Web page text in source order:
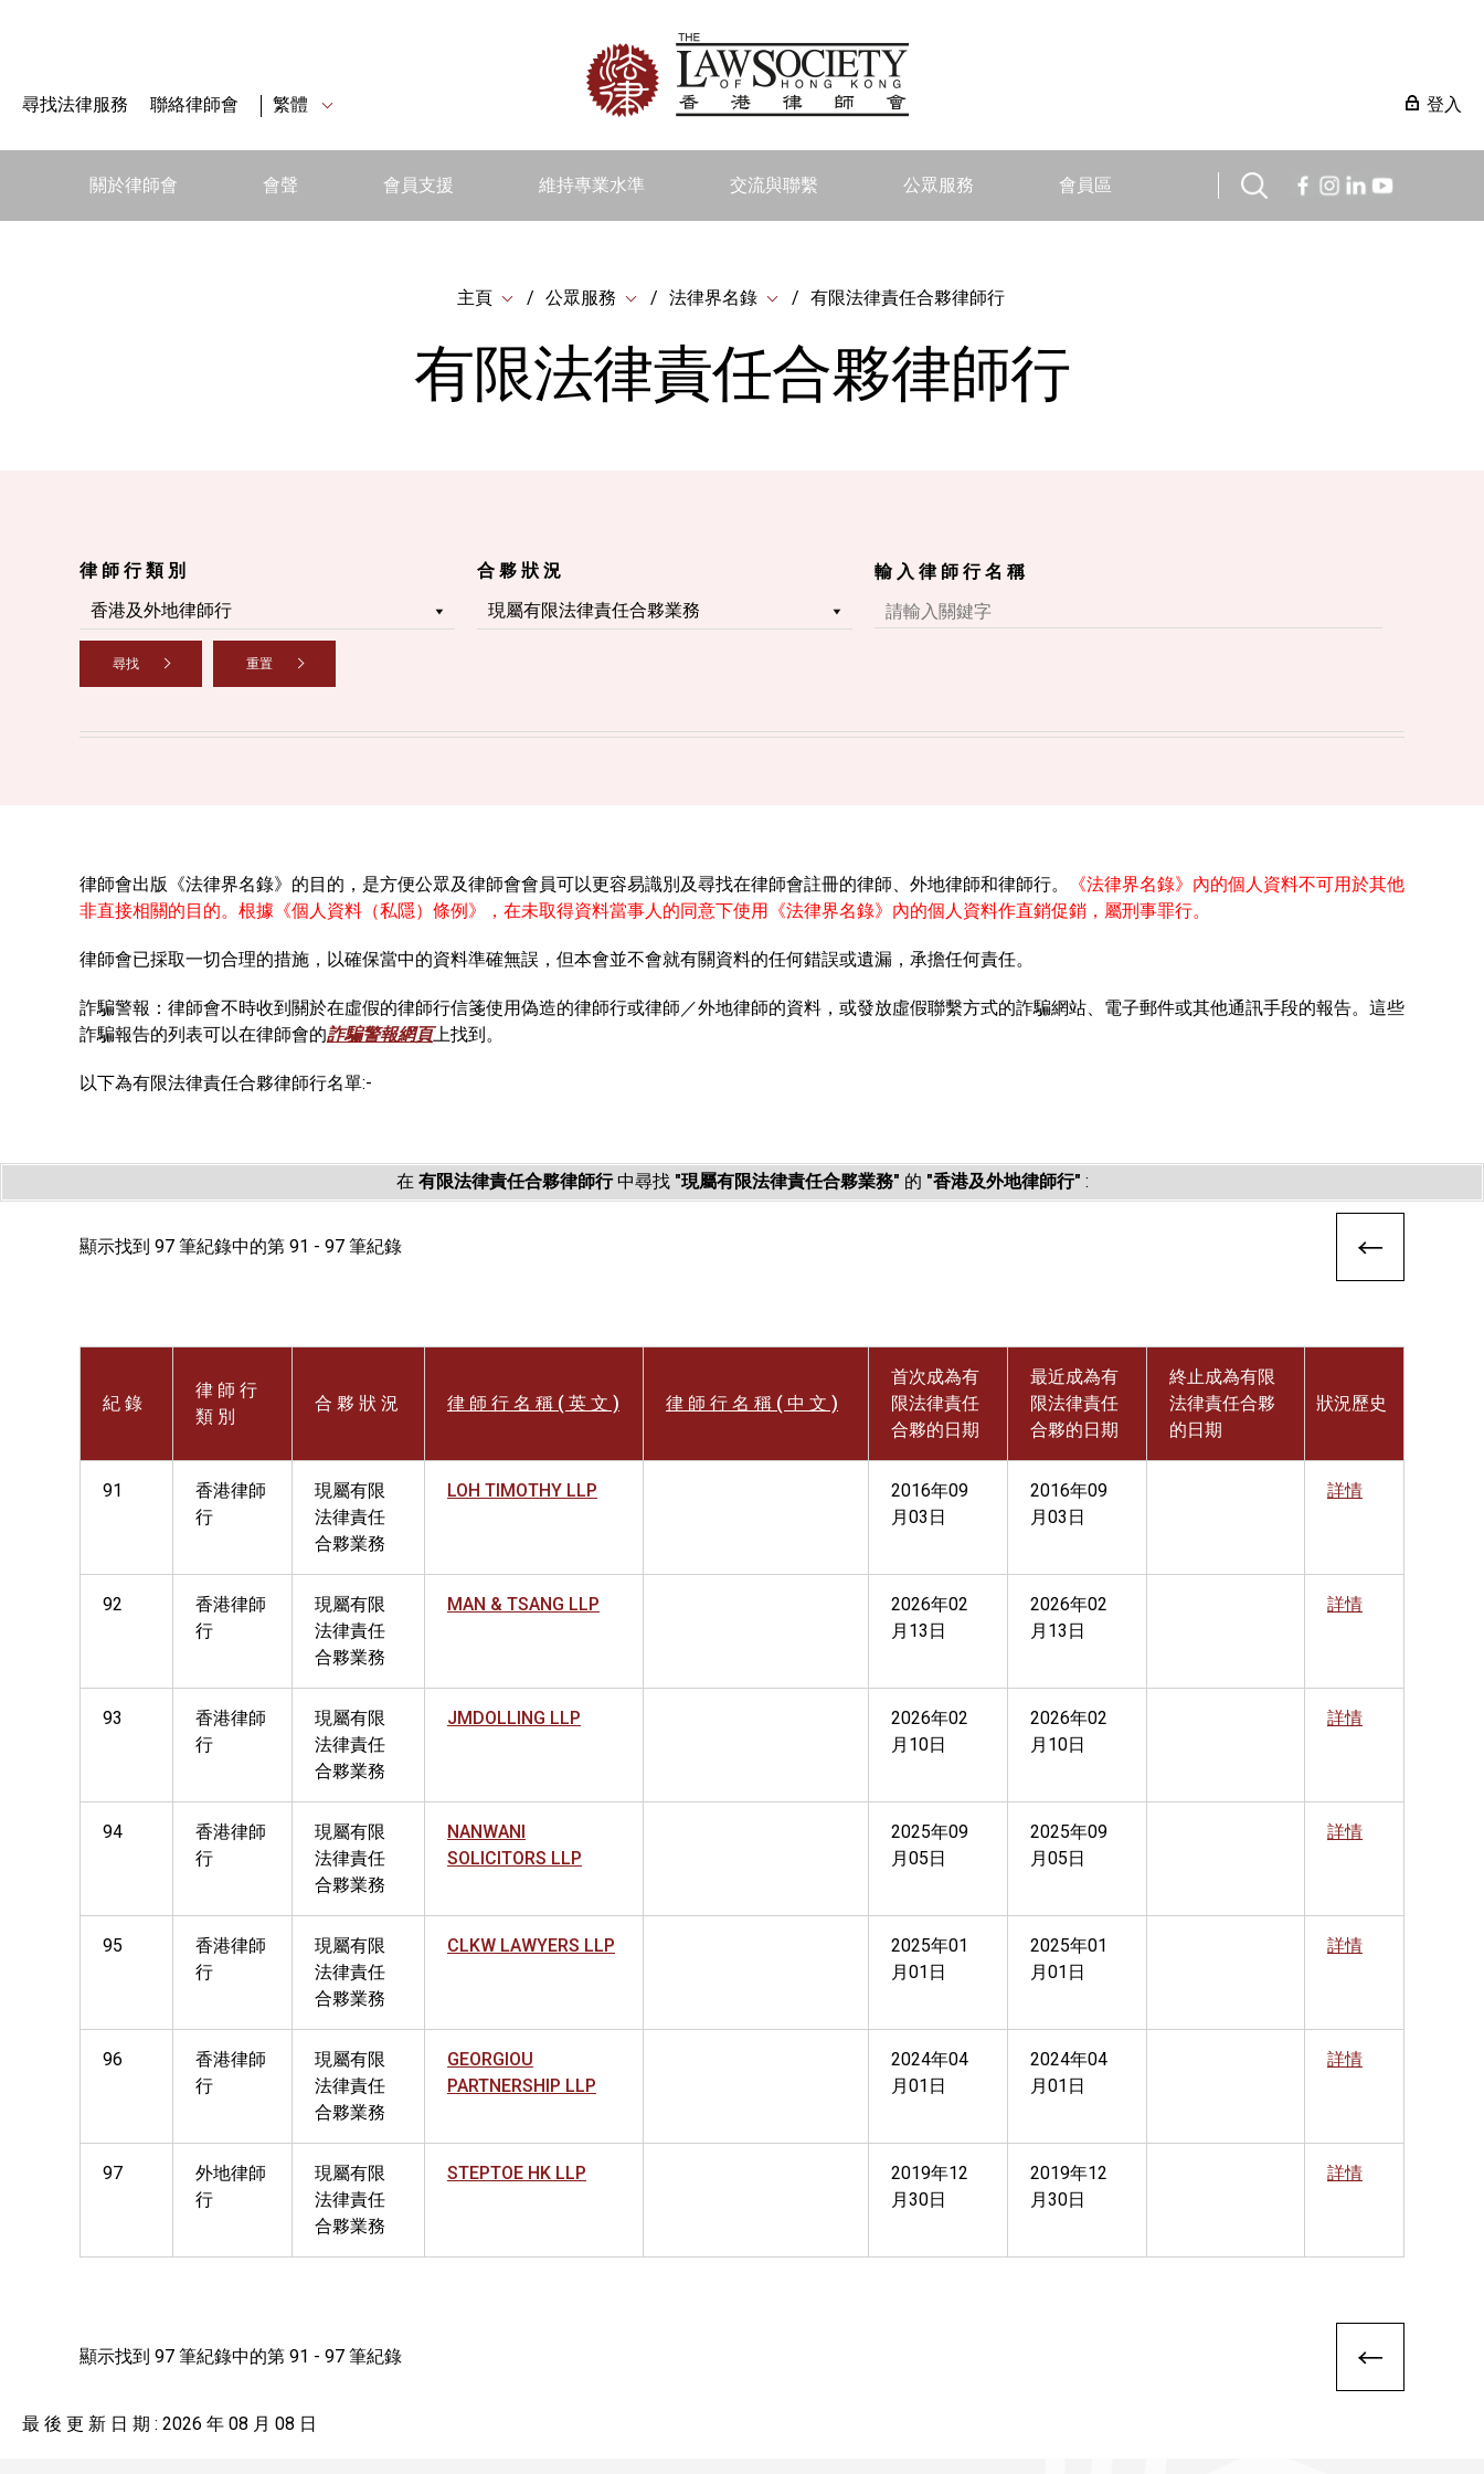
尋找法律服務 聯絡律師會 繁體 登入
關於律師會 會聲 會員支援 維持專業水準 交流與聯繫 公眾服務 會員區
主頁 公眾服務 法律界名錄 有限法律責任合夥律師行
有限法律責任合夥律師行
律 師 行 類 別 合 夥 狀 況 輸 入 律 師 行 名 稱
尋找 重置
律師會出版《法律界名錄》的目的，是方便公眾及律師會會員可以更容易識別及尋找在律師會註冊的律師、外地律師和律師行。
《法律界名錄》內的個人資料不可用於其他
非直接相關的目的。根據《個人資料（私隱）條例》，在未取得資料當事人的同意下使用《法律界名錄》內的個人資料作直銷促銷，屬刑事罪行。
律師會已採取一切合理的措施，以確保當中的資料準確無誤，但本會並不會就有關資料的任何錯誤或遺漏，承擔任何責任。
詐騙警報：律師會不時收到關於在虛假的律師行信箋使用偽造的律師行或律師／外地律師的資料，或發放虛假聯繫方式的詐騙網站、電子郵件或其他通訊手段的報告。這些
詐騙報告的列表可以在律師會的詐騙警報網頁上找到。
以下為有限法律責任合夥律師行名單:-
在 有限法律責任合夥律師行中尋找 "現屬有限法律責任合夥業務" 的 "香港及外地律師行" :
顯示找到 97 筆紀錄中的第 91 - 97 筆紀錄
紀 錄
律 師 行
類 別
合 夥 狀 況 律 師 行 名 稱 ( 英 文 ) 律 師 行 名 稱 ( 中 文 )
首次成為有
限法律責任
合夥的日期
最近成為有
限法律責任
合夥的日期
終止成為有限
法律責任合夥
的日期
狀況歷史
91
香港律師
行
現屬有限
法律責任
合夥業務
LOH TIMOTHY LLP
2016年09
月03日
2016年09
月03日
詳情
92
香港律師
行
現屬有限
法律責任
合夥業務
MAN & TSANG LLP
2026年02
月13日
2026年02
月13日
詳情
93
香港律師
行
現屬有限
法律責任
合夥業務
JMDOLLING LLP
2026年02
月10日
2026年02
月10日
詳情
94
香港律師
行
現屬有限
法律責任
合夥業務
NANWANI
SOLICITORS LLP
2025年09
月05日
2025年09
月05日
詳情
95
香港律師
行
現屬有限
法律責任
合夥業務
CLKW LAWYERS LLP
2025年01
月01日
2025年01
月01日
詳情
96
香港律師
行
現屬有限
法律責任
合夥業務
GEORGIOU
PARTNERSHIP LLP
2024年04
月01日
2024年04
月01日
詳情
97
外地律師
行
現屬有限
法律責任
合夥業務
STEPTOE HK LLP
2019年12
月30日
2019年12
月30日
詳情
顯示找到 97 筆紀錄中的第 91 - 97 筆紀錄
最 後 更 新 日 期 : 2026 年 08 月 08 日